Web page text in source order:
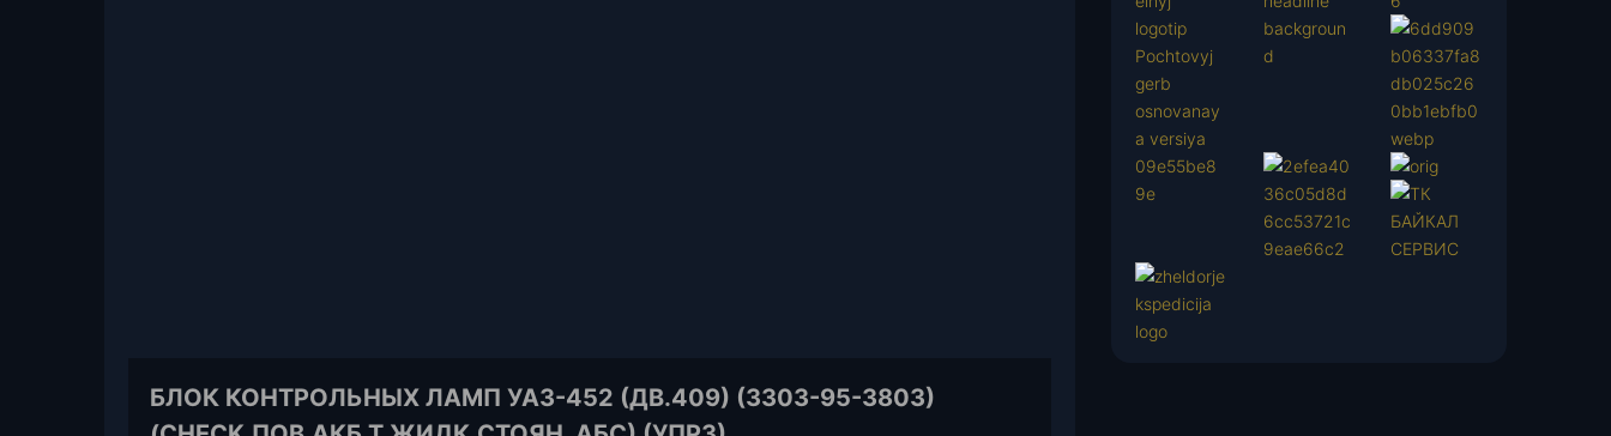
БЛОК КОНТРОЛЬНЫХ ЛАМП УАЗ-452 (ДВ.409) (3303-95-3803)